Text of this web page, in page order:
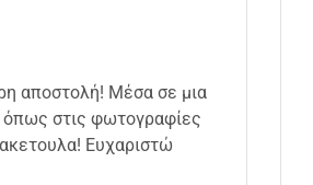
αποστολή! Μέσα σε μια
όπως στις φωτογραφίες
Ευχαριστώ